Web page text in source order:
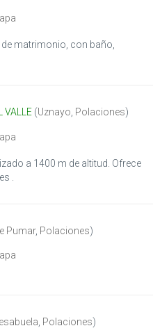
matrimonio, con baño,
VALLE (Uznayo, Polaciones)
a 1400 m de altitud. Ofrece
.
Pumar, Polaciones)
Polaciones)